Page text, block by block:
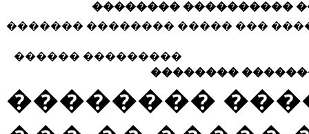
�������� ����������
������� �������� ����� ���
������ ���������
��������
��������